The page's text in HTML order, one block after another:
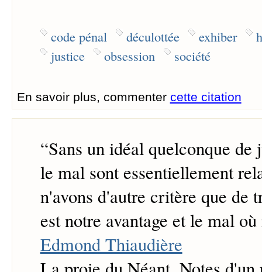
code pénal déculottée exhiber
justice
obsession société
En savoir plus, commenter cette citation
“Sans un idéal quelconque de
le mal sont essentiellement
n'avons d'autre critère que de
est notre avantage et le mal
Edmond Thiaudière